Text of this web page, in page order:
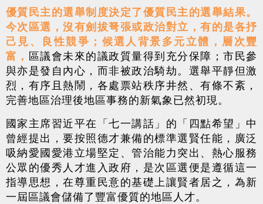
優質民主的選舉制度決定了優質民主的選舉結果。
今次區選，沒有劍拔弩張或政治對立，有的是各抒
己見、良性競爭；候選人背景多元立體，層次豐
富， 區議會未來的議政質量得到充分保障；市民參
與亦是發自內心，而非被政治騎劫。選舉平靜但激
烈，有序且熱鬧，各處票站秩序井然、有條不紊，
完善地區治理後地區事務的新氣象已然初現。
國家主席習近平在「七一講話」的「四點希望」中
曾經提出，要按照德才兼備的標準選賢任能，廣泛
吸納愛國愛港立場堅定、管治能力突出、熱心服務
公眾的優秀人才進入政府，是次區選便是遵循這一
指導思想，在尊重民意的基礎上讓賢者居之，為新
一屆區議會儲備了豐富優質的地區人才。